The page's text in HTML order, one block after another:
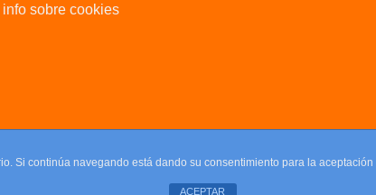
info sobre cookies
Si continúa navegando está dando su consentimiento para la
ACEPTAR